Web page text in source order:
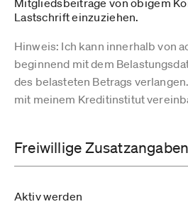
Mitgliedsbeiträge von obigem
Lastschrift einzuziehen.
Hinweis: Ich kann innerhalb von
beginnend mit dem
des belasteten Betrags
mit meinem Kreditinstitut
Freiwillige Zusatzangaben
Aktiv werden